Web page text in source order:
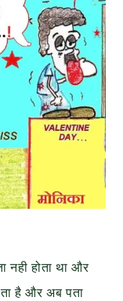
होता था और
है और अब पता